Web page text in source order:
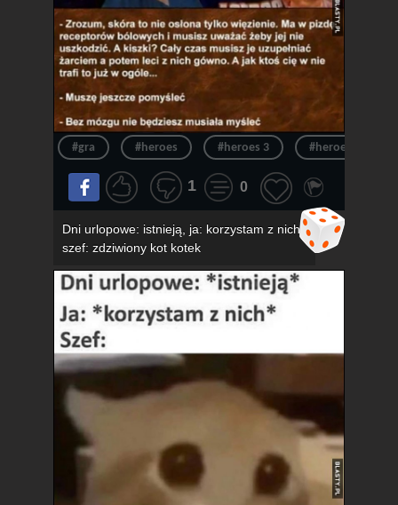
#gra #heroes #heroes 3 #heroes of
1 0
Dni urlopowe: istnieją, ja: korzystam z nich,
szef: zdziwiony kot kotek